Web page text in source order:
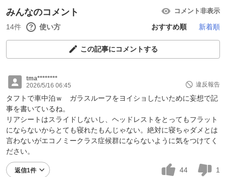
みんなのコメント コメント非表示
14件 使い方 おすすめ順 新着順
この記事にコメントする
tma********
2026/5/16 06:45
違反報告
タフトで車中泊ｗ ガラスルーフをヨイショしたいために妄想で記
事を書いているね。
リアシートはスライドしないし、ヘッドレストをとってもフラット
にならないからとても寝れたもんじゃない。絶対に寝ちゃダメとは
言わないがエコノミークラス症候群にならないように気をつけてく
ださい。
返信1件 44 1